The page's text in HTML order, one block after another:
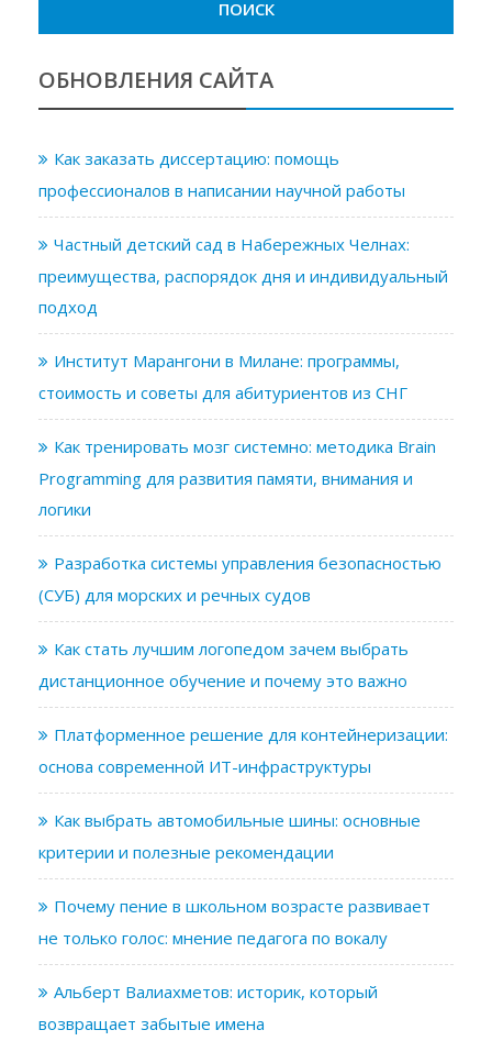
ОБНОВЛЕНИЯ САЙТА
Как заказать диссертацию: помощь
профессионалов в написании научной работы
Частный детский сад в Набережных Челнах:
преимущества, распорядок дня и индивидуальный
подход
Институт Марангони в Милане: программы,
стоимость и советы для абитуриентов из СНГ
Как тренировать мозг системно: методика Brain
Programming для развития памяти, внимания и
логики
Разработка системы управления безопасностью
(СУБ) для морских и речных судов
Как стать лучшим логопедом зачем выбрать
дистанционное обучение и почему это важно
Платформенное решение для контейнеризации:
основа современной ИТ-инфраструктуры
Как выбрать автомобильные шины: основные
критерии и полезные рекомендации
Почему пение в школьном возрасте развивает
не только голос: мнение педагога по вокалу
Альберт Валиахметов: историк, который
возвращает забытые имена